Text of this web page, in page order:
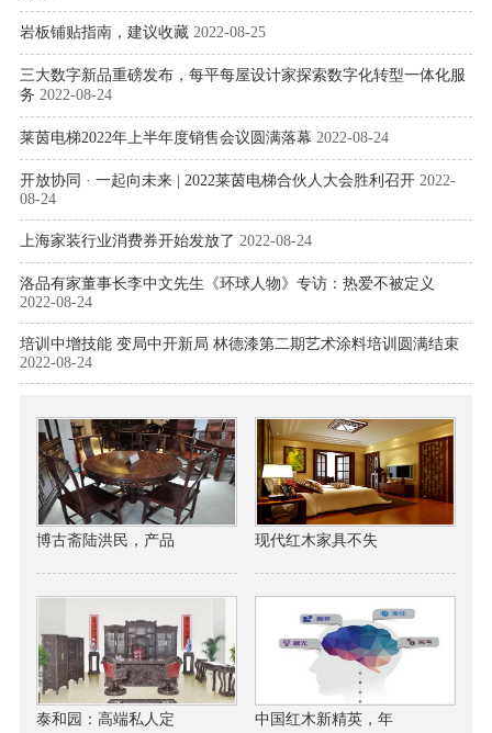
岩板铺贴指南，建议收藏 2022-08-25
三大数字新品重磅发布，每平每屋设计家探索数字化转型一体化服
务 2022-08-24
莱茵电梯2022年上半年度销售会议圆满落幕 2022-08-24
开放协同 · 一起向未来 | 2022莱茵电梯合伙人大会胜利召开 2022-
08-24
上海家装行业消费券开始发放了 2022-08-24
洛品有家董事长李中文先生《环球人物》专访：热爱不被定义
2022-08-24
培训中增技能 变局中开新局 林德漆第二期艺术涂料培训圆满结束
2022-08-24
博古斋陆洪民，产品 现代红木家具不失
泰和园：高端私人定 中国红木新精英，年